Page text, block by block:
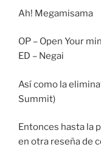
Ah! Megamisama
OP – Open Your
ED – Negai
Así como la
Summit)
Entonces hasta la
en otra reseña de